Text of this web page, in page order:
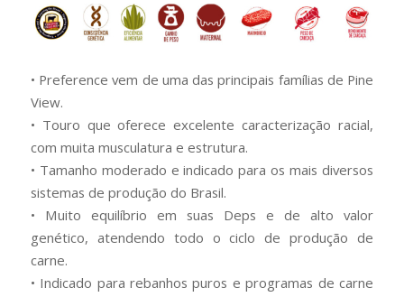
• Preference vem de uma das principais famílias de Pine
View.
• Touro que oferece excelente caracterização racial,
com muita musculatura e estrutura.
• Tamanho moderado e indicado para os mais diversos
sistemas de produção do Brasil.
• Muito equilíbrio em suas Deps e de alto valor
genético, atendendo todo o ciclo de produção de
carne.
• Indicado para rebanhos puros e programas de carne